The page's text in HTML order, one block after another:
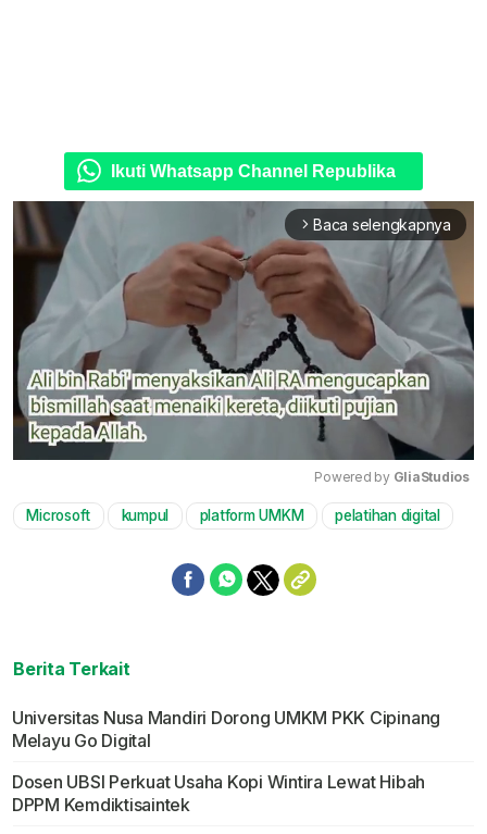
Ikuti Whatsapp Channel Republika
arrow_forward_ios Baca selengkapnya
Mute
Powered by GliaStudios
Microsoft kumpul platform UMKM pelatihan digital
Berita Terkait
Universitas Nusa Mandiri Dorong UMKM PKK Cipinang
Melayu Go Digital
Dosen UBSI Perkuat Usaha Kopi Wintira Lewat Hibah
DPPM Kemdiktisaintek